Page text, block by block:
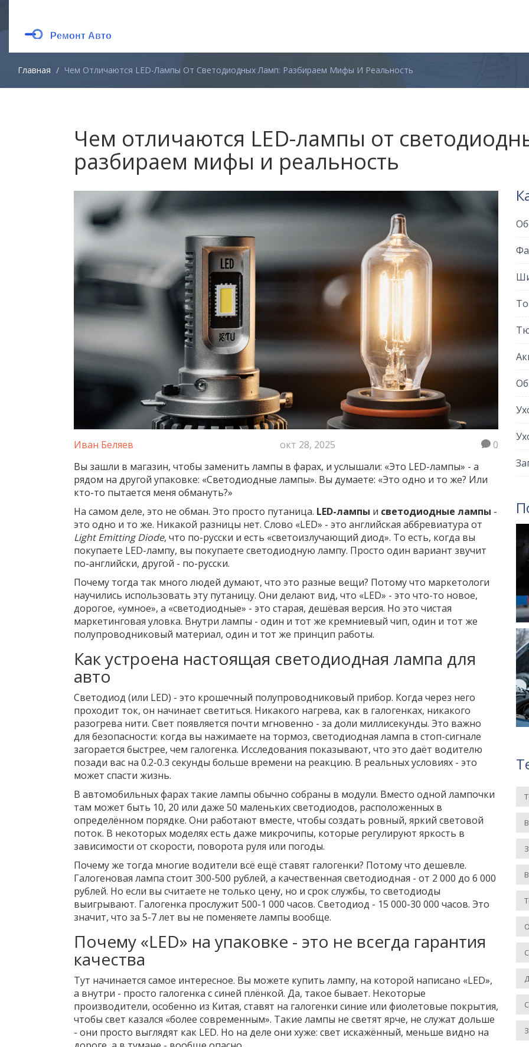
Главная Чем Отличаются LED-Лампы От Светодиодных Ламп: Разбираем Мифы И Реальность
Чем отличаются LED-лампы от
разбираем мифы и реальность
Иван Беляев окт 28, 2025
0
Вы зашли в магазин, чтобы заменить лампы в фарах, и услышали: «Это LED-лампы» - а
рядом на другой упаковке: «Светодиодные лампы». Вы думаете: «Это одно и то же? Или
кто-то пытается меня обмануть?»
На самом деле, это не обман. Это просто путаница. LED-лампы и светодиодные лампы -
это одно и то же. Никакой разницы нет. Слово «LED» - это английская аббревиатура от
Light Emitting Diode, что по-русски и есть «светоизлучающий диод». То есть, когда вы
покупаете LED-лампу, вы покупаете светодиодную лампу. Просто один вариант звучит
по-английски, другой - по-русски.
Почему тогда так много людей думают, что это разные вещи? Потому что маркетологи
научились использовать эту путаницу. Они делают вид, что «LED» - это что-то новое,
дорогое, «умное», а «светодиодные» - это старая, дешёвая версия. Но это чистая
маркетинговая уловка. Внутри лампы - один и тот же кремниевый чип, один и тот же
полупроводниковый материал, один и тот же принцип работы.
Как устроена настоящая светодиодная лампа для
авто
Светодиод (или LED) - это крошечный полупроводниковый прибор. Когда через него
проходит ток, он начинает светиться. Никакого нагрева, как в галогенках, никакого
разогрева нити. Свет появляется почти мгновенно - за доли миллисекунды. Это важно
для безопасности: когда вы нажимаете на тормоз, светодиодная лампа в стоп-сигнале
загорается быстрее, чем галогенка. Исследования показывают, что это даёт водителю
позади вас на 0.2-0.3 секунды больше времени на реакцию. В реальных условиях - это
может спасти жизнь.
В автомобильных фарах такие лампы обычно собраны в модули. Вместо одной лампочки
там может быть 10, 20 или даже 50 маленьких светодиодов, расположенных в
определённом порядке. Они работают вместе, чтобы создать ровный, яркий световой
поток. В некоторых моделях есть даже микрочипы, которые регулируют яркость в
зависимости от скорости, поворота руля или погоды.
Почему же тогда многие водители всё ещё ставят галогенки? Потому что дешевле.
Галогеновая лампа стоит 300-500 рублей, а качественная светодиодная - от 2 000 до 6 000
рублей. Но если вы считаете не только цену, но и срок службы, то светодиоды
выигрывают. Галогенка прослужит 500-1 000 часов. Светодиод - 15 000-30 000 часов. Это
значит, что за 5-7 лет вы не поменяете лампы вообще.
Почему «LED» на упаковке - это не всегда гарантия
качества
Тут начинается самое интересное. Вы можете купить лампу, на которой написано «LED»,
а внутри - просто галогенка с синей плёнкой. Да, такое бывает. Некоторые
производители, особенно из Китая, ставят на галогенки синие или фиолетовые покрытия,
чтобы свет казался «более современным». Такие лампы не светят ярче, не служат дольше
- они просто выглядят как LED. Но на деле они хуже: свет искажённый, меньше видно на